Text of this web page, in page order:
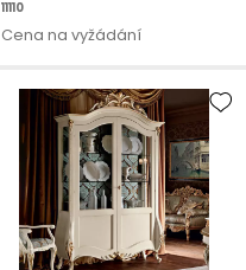
11110
Cena na vyžádání